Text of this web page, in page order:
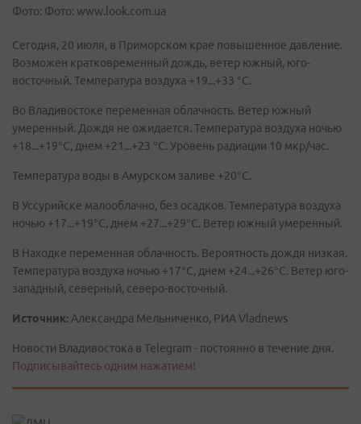
Фото: Фото: www.look.com.ua
Cегодня, 20 июля, в Приморском крае повышенное давление.
Возможен кратковременный дождь, ветер южный, юго-
восточный. Температура воздуха +19...+33 °C.
Во Владивостоке переменная облачность. Ветер южный
умеренный. Дождя не ожидается. Температура воздуха ночью
+18...+19°C, днем +21...+23 °C. Уровень радиации 10 мкр/час.
Температура воды в Амурском заливе +20°C.
В Уссурийске малооблачно, без осадков. Температура воздуха
ночью +17...+19°C, днем +27...+29°C. Ветер южный умеренный.
В Находке переменная облачность. Вероятность дождя низкая.
Температура воздуха ночью +17°C, днем +24...+26°C. Ветер юго-
западный, северный, северо-восточный.
Источник: Александра Мельниченко, РИА Vladnews
Новости Владивостока в Telegram - постоянно в течение дня.
Подписывайтесь одним нажатием!